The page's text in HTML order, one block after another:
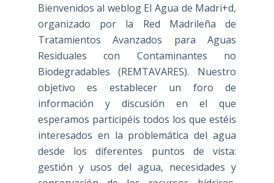
Bienvenidos al weblog El Agua de Madri+d,
organizado por la Red Madrileña de
Tratamientos Avanzados para Aguas
Residuales con Contaminantes no
Biodegradables (REMTAVARES). Nuestro
objetivo es establecer un foro de
información y discusión en el que
esperamos participéis todos los que estéis
interesados en la problemática del agua
desde los diferentes puntos de vista:
gestión y usos del agua, necesidades y